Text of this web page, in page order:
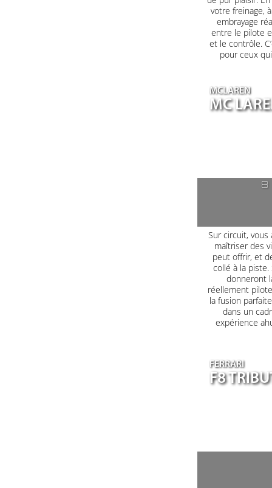
votre freinage,
embrayage
entre le pilote
et le contrôle.
pour ceux
MCLAREN
MC
8
Sur circuit, vous
maîtriser des
peut offrir, et
collé à la
donneront
réellement
la fusion
dans un
expérience
FERRARI
F8